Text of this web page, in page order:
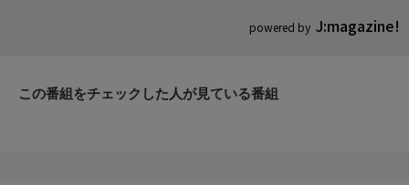
powered by J:magazine!
この番組をチェックした人が見ている番組